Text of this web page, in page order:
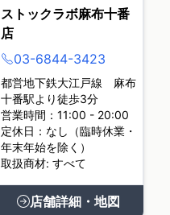
ストックラボ麻布十番
店
03-6844-3423
都営地下鉄大江戸線 麻布
十番駅より徒歩3分
営業時間：11:00 - 20:00
定休日：なし（臨時休業・
年末年始を除く）
取扱商材: すべて
店舗詳細・地図